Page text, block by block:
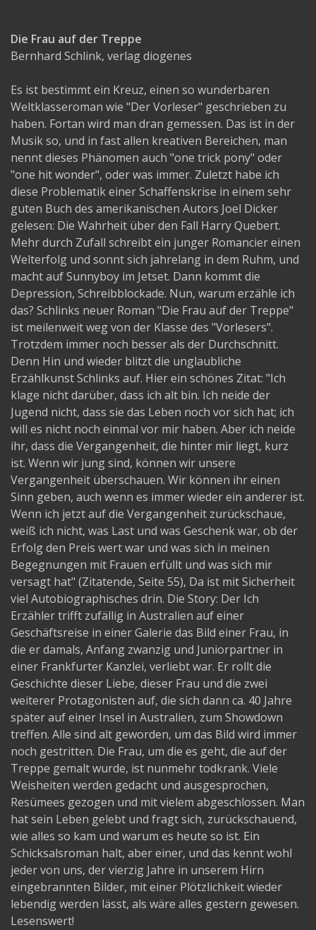
Die Frau auf der Treppe
Bernhard Schlink, verlag diogenes
Es ist bestimmt ein Kreuz, einen so wunderbaren
Weltklasseroman wie "Der Vorleser" geschrieben zu
haben. Fortan wird man dran gemessen. Das ist in der
Musik so, und in fast allen kreativen Bereichen, man
nennt dieses Phänomen auch "one trick pony" oder
"one hit wonder", oder was immer. Zuletzt habe ich
diese Problematik einer Schaffenskrise in einem sehr
guten Buch des amerikanischen Autors Joel Dicker
gelesen: Die Wahrheit über den Fall Harry Quebert.
Mehr durch Zufall schreibt ein junger Romancier einen
Welterfolg und sonnt sich jahrelang in dem Ruhm, und
macht auf Sunnyboy im Jetset. Dann kommt die
Depression, Schreibblockade. Nun, warum erzähle ich
das? Schlinks neuer Roman "Die Frau auf der Treppe"
ist meilenweit weg von der Klasse des "Vorlesers".
Trotzdem immer noch besser als der Durchschnitt.
Denn Hin und wieder blitzt die unglaubliche
Erzählkunst Schlinks auf. Hier ein schönes Zitat: "Ich
klage nicht darüber, dass ich alt bin. Ich neide der
Jugend nicht, dass sie das Leben noch vor sich hat; ich
will es nicht noch einmal vor mir haben. Aber ich neide
ihr, dass die Vergangenheit, die hinter mir liegt, kurz
ist. Wenn wir jung sind, können wir unsere
Vergangenheit überschauen. Wir können ihr einen
Sinn geben, auch wenn es immer wieder ein anderer ist.
Wenn ich jetzt auf die Vergangenheit zurückschaue,
weiß ich nicht, was Last und was Geschenk war, ob der
Erfolg den Preis wert war und was sich in meinen
Begegnungen mit Frauen erfüllt und was sich mir
versagt hat" (Zitatende, Seite 55), Da ist mit Sicherheit
viel Autobiographisches drin. Die Story: Der Ich
Erzähler trifft zufällig in Australien auf einer
Geschäftsreise in einer Galerie das Bild einer Frau, in
die er damals, Anfang zwanzig und Juniorpartner in
einer Frankfurter Kanzlei, verliebt war. Er rollt die
Geschichte dieser Liebe, dieser Frau und die zwei
weiterer Protagonisten auf, die sich dann ca. 40 Jahre
später auf einer Insel in Australien, zum Showdown
treffen. Alle sind alt geworden, um das Bild wird immer
noch gestritten. Die Frau, um die es geht, die auf der
Treppe gemalt wurde, ist nunmehr todkrank. Viele
Weisheiten werden gedacht und ausgesprochen,
Resümees gezogen und mit vielem abgeschlossen. Man
hat sein Leben gelebt und fragt sich, zurückschauend,
wie alles so kam und warum es heute so ist. Ein
Schicksalsroman halt, aber einer, und das kennt wohl
jeder von uns, der vierzig Jahre in unserem Hirn
eingebrannten Bilder, mit einer Plötzlichkeit wieder
lebendig werden lässt, als wäre alles gestern gewesen.
Lesenswert!